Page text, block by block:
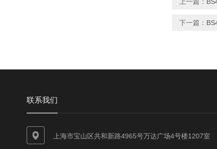
下一篇：
联系我们
上海市宝山区共和新路4965号万达广场4号楼1207室